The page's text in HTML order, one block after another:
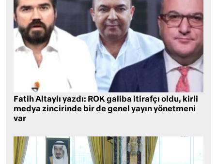
Fatih Altaylı yazdı: ROK galiba itirafçı oldu, kirli
medya zincirinde bir de genel yayın yönetmeni
var